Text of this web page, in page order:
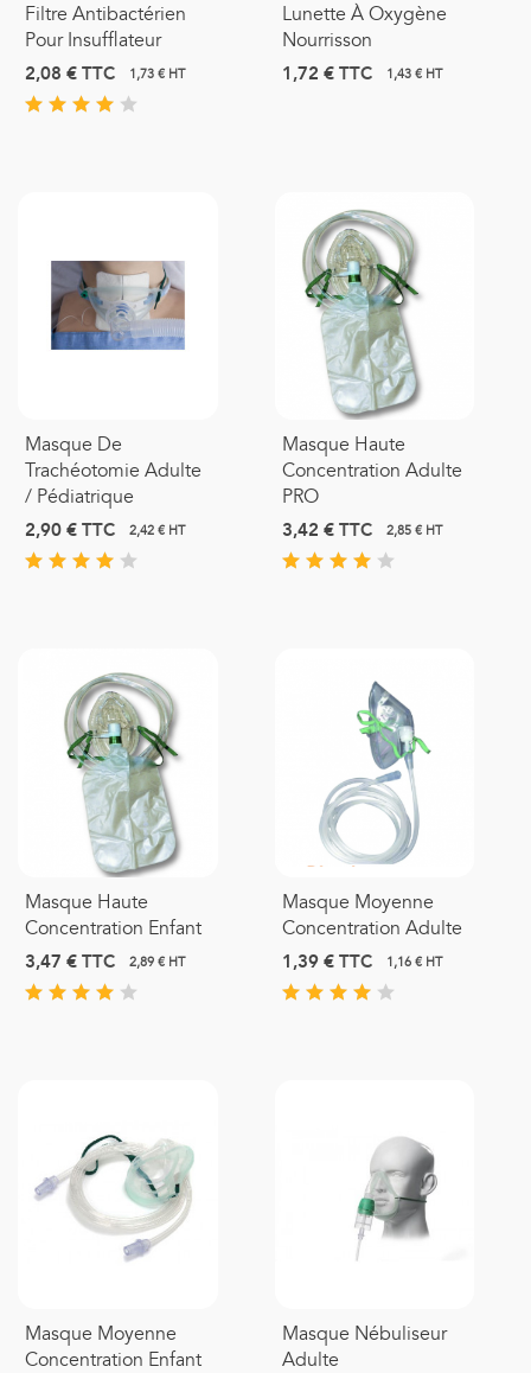
Filtre Antibactérien
Pour Insufflateur
2,08 €TTC 1,73 € HT
Lunette À Oxygène
Nourrisson
1,72 €TTC 1,43 € HT
Masque De
Trachéotomie Adulte
/ Pédiatrique
2,90 €TTC 2,42 € HT
Masque Haute
Concentration Adulte
PRO
3,42 €TTC 2,85 € HT
Masque Haute
Concentration Enfant
3,47 €TTC 2,89 € HT
Masque Moyenne
Concentration Adulte
1,39 €TTC 1,16 € HT
Masque Moyenne
Concentration Enfant
Masque Nébuliseur
Adulte